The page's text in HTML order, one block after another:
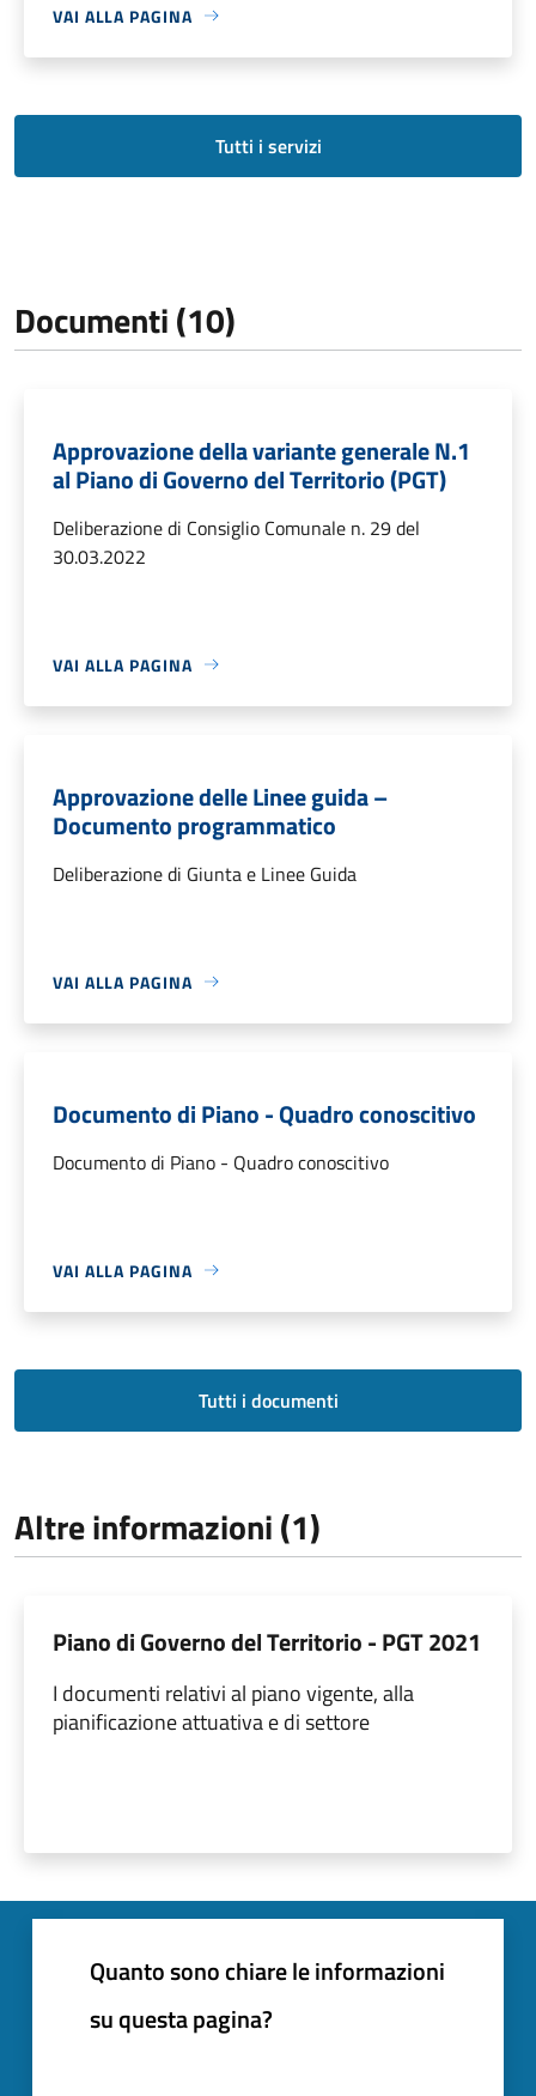
VAI ALLA PAGINA
Tutti i servizi
Documenti (10)
Approvazione della variante generale N.1
al Piano di Governo del Territorio (PGT)
Deliberazione di Consiglio Comunale n. 29 del
30.03.2022
VAI ALLA PAGINA
Approvazione delle Linee guida –
Documento programmatico
Deliberazione di Giunta e Linee Guida
VAI ALLA PAGINA
Documento di Piano - Quadro conoscitivo
Documento di Piano - Quadro conoscitivo
VAI ALLA PAGINA
Tutti i documenti
Altre informazioni (1)
Piano di Governo del Territorio - PGT 2021
I documenti relativi al piano vigente, alla
pianificazione attuativa e di settore
Quanto sono chiare le informazioni
su questa pagina?